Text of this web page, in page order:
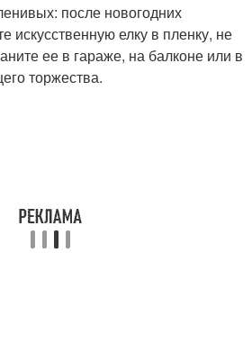
после новогодних
искусственную елку в пленку, не
ее в гараже, на балконе или в
торжества.